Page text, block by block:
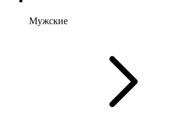
Мужские